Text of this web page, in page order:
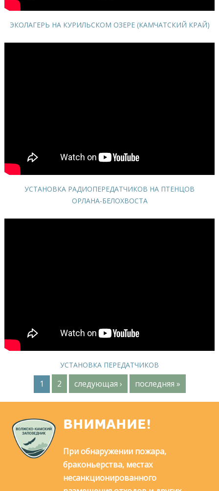
ЭКОЛАГЕРЬ НА КУРИЛЬСКОМ ОЗЕРЕ (КАМЧАТСКИЙ КРАЙ)
УСТАНОВКА РАДИОПЕРЕДАТЧИКОВ НА ПТЕНЦОВ
ОРЛАНА-БЕЛОХВОСТА
УСТАНОВКА ПЕРЕДАТЧИКОВ
1 2 следующая › последняя »
ВНИМАНИЕ!
При обнаружении пожара,
браконьерства, местах
несанкционированного